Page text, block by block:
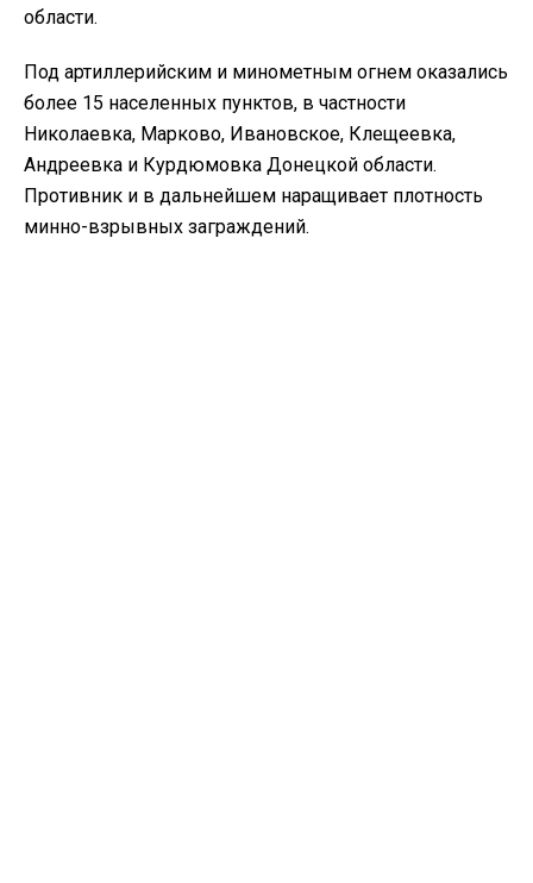
области.
Под артиллерийским и минометным огнем оказались
более 15 населенных пунктов, в частности
Николаевка, Марково, Ивановское, Клещеевка,
Андреевка и Курдюмовка Донецкой области.
Противник и в дальнейшем наращивает плотность
минно-взрывных заграждений.